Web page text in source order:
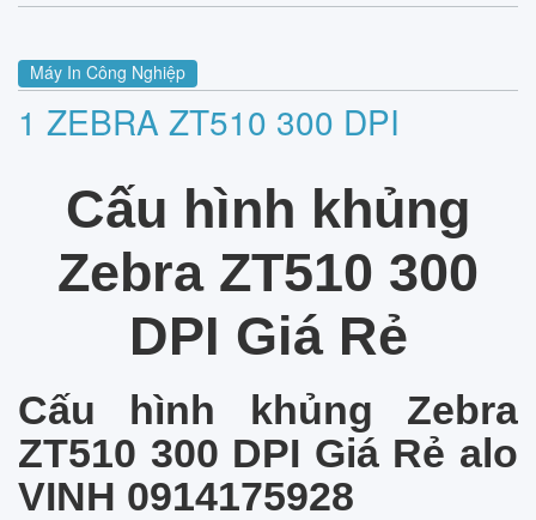
Máy In Công Nghiệp
1 ZEBRA ZT510 300 DPI
Cấu hình khủng
Zebra ZT510 300
DPI Giá Rẻ
Cấu hình khủng Zebra
ZT510 300 DPI Giá Rẻ alo
VINH 0914175928